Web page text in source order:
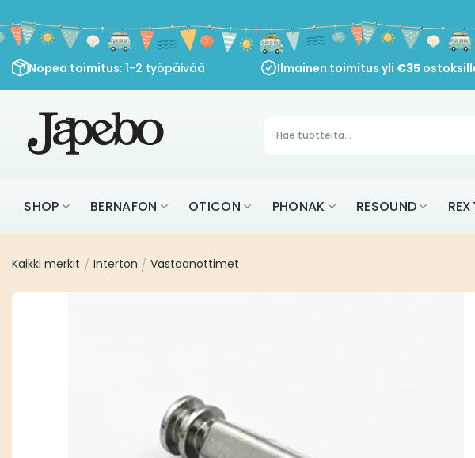
sisältöön
Nopea toimitus: 1-2 työpäivää Ilmainen toimitus yli €35
Products
search
SHOP BERNAFON OTICON PHONAK RESOUND
Kaikki merkit / Interton / Vastaanottimet